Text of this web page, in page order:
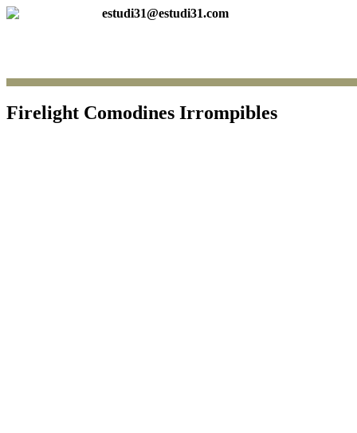
estudi31@estudi31.com
Firelight Comodines Irrompibles